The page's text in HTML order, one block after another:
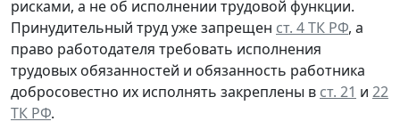
рисками, а не об исполнении трудовой функции.
Принудительный труд уже запрещен ст. 4 ТК РФ, а
право работодателя требовать исполнения
трудовых обязанностей и обязанность работника
добросовестно их исполнять закреплены в ст. 21 и 22
ТК РФ.